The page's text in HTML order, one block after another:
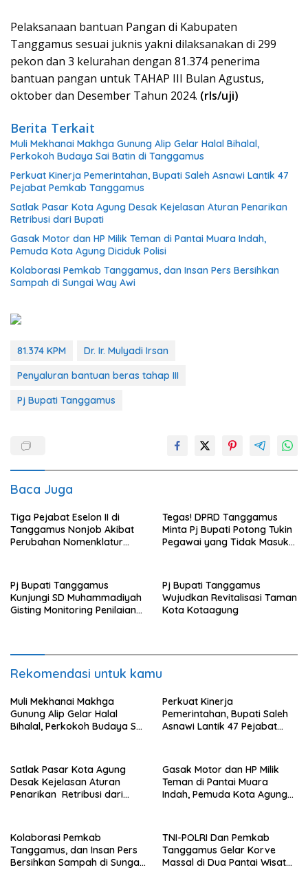
Pelaksanaan bantuan Pangan di Kabupaten
Tanggamus sesuai juknis yakni dilaksanakan di 299
pekon dan 3 kelurahan dengan 81.374 penerima
bantuan pangan untuk TAHAP III Bulan Agustus,
oktober dan Desember Tahun 2024. (rls/uji)
Berita Terkait
Muli Mekhanai Makhga Gunung Alip Gelar Halal Bihalal,
Perkokoh Budaya Sai Batin di Tanggamus
Perkuat Kinerja Pemerintahan, Bupati Saleh Asnawi Lantik 47
Pejabat Pemkab Tanggamus
Satlak Pasar Kota Agung Desak Kejelasan Aturan Penarikan
Retribusi dari Bupati
Gasak Motor dan HP Milik Teman di Pantai Muara Indah,
Pemuda Kota Agung Diciduk Polisi
Kolaborasi Pemkab Tanggamus, dan Insan Pers Bersihkan
Sampah di Sungai Way Awi
81.374 KPM
Dr. Ir. Mulyadi Irsan
Penyaluran bantuan beras tahap III
Pj Bupati Tanggamus
Baca Juga
Tiga Pejabat Eselon II di
Tanggamus Nonjob Akibat
Perubahan Nomenklatur
Tegas! DPRD Tanggamus
Minta Pj Bupati Potong Tukin
Pegawai yang Tidak Masuk
Pj Bupati Tanggamus
Kunjungi SD Muhammadiyah
Gisting Monitoring Penilaian
Pj Bupati Tanggamus
Wujudkan Revitalisasi Taman
Kota Kotaagung
Rekomendasi untuk kamu
Muli Mekhanai Makhga
Gunung Alip Gelar Halal
Bihalal, Perkokoh Budaya Sai
Perkuat Kinerja
Pemerintahan, Bupati Saleh
Asnawi Lantik 47 Pejabat
Satlak Pasar Kota Agung
Desak Kejelasan Aturan
Penarikan Retribusi dari
Gasak Motor dan HP Milik
Teman di Pantai Muara
Indah, Pemuda Kota Agung
Kolaborasi Pemkab
Tanggamus, dan Insan Pers
Bersihkan Sampah di Sungai
TNI-POLRI Dan Pemkab
Tanggamus Gelar Korve
Massal di Dua Pantai Wisata